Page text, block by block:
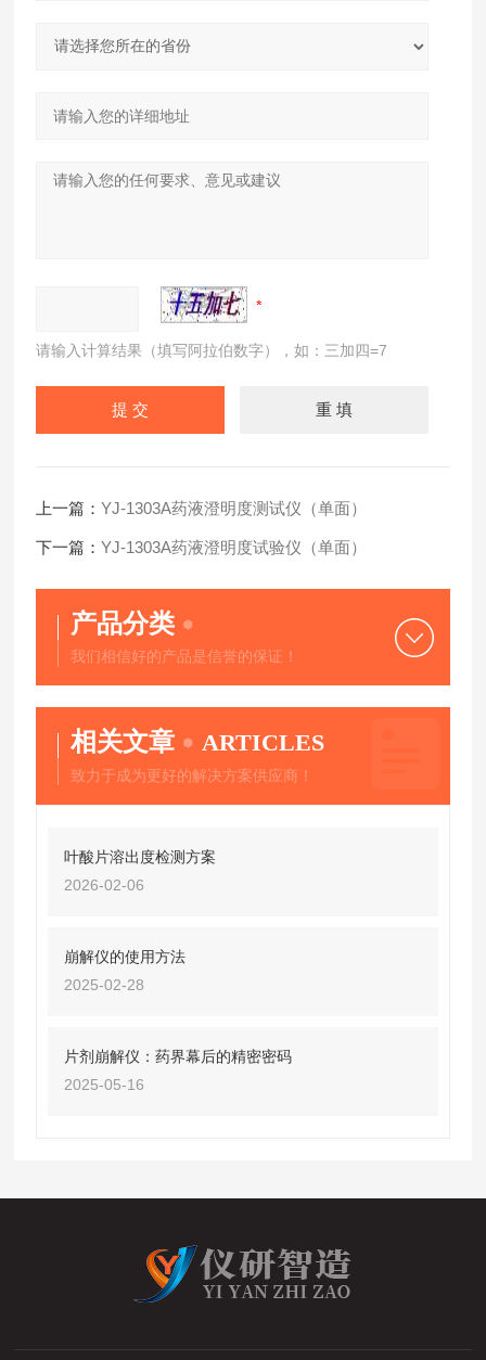
请输入计算结果（填写阿拉伯数字），如：三加四=7
上一篇：YJ-1303A药液澄明度测试仪（单面）
下一篇：YJ-1303A药液澄明度试验仪（单面）
产品分类
我们相信好的产品是信誉的保证！
相关文章 ARTICLES
致力于成为更好的解决方案供应商！
叶酸片溶出度检测方案
2026-02-06
崩解仪的使用方法
2025-02-28
片剂崩解仪：药界幕后的精密密码
2025-05-16